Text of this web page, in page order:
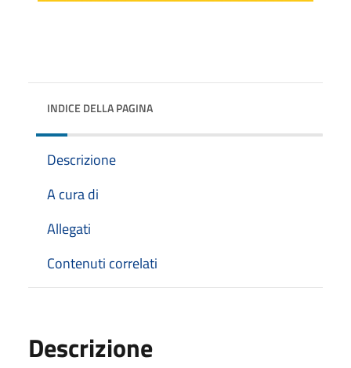
INDICE DELLA PAGINA
Descrizione
A cura di
Allegati
Contenuti correlati
Descrizione